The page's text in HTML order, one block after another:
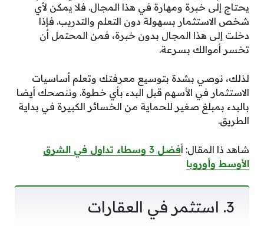
يحتاج إلى خبرة ومهارة في هذا المجال. فلا يمكن لأي
شخص الاستثمار بسهولة دون التعلم والتدريب. فإذا
دخلت إلى هذا المجال بدون خبرة، فمن المحتمل أن
تخسر أموالك بسرعة.
لذلك، نوصي بشدة بتوسيع معرفتك وتعلم أساسيات
الاستثمار في الأسهم قبل البدء بأي خطوة. وننصحك أيضا
بالبدء بمبلغ صغير للحماية من الخسائر الكبيرة في بداية
الطريق.
شاهد ذا المقال: أ
فضل 3 وسطاء تداول في الشرق
الأوسط وأوروبا
3. استثمر في العقارات